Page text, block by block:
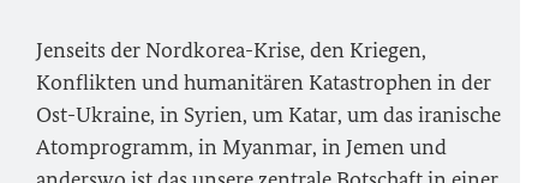
Jenseits der Nordkorea-Krise, den Kriegen,
Konflikten und humanitären Katastrophen in der
Ost-Ukraine, in Syrien, um Katar, um das iranische
Atomprogramm, in Myanmar, in Jemen und